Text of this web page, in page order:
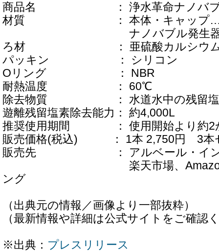
商品名 ： 浄水革命ナノバブ
材質 ： 本体・キャップ…ポ
ナノバブル発生器…ポ
ろ材 ： 亜硫酸カルシウ
パッキン ： シリコン
Oリング ： NBR
耐熱温度 ： 60℃
除去物質 ： 水道水中の残留塩
遊離残留塩素除去能力： 約4,000L
推奨使用期間 ： 使用開始より約2
販売価格(税込) ： 1本 2,750円 3本
販売先 ： アルベール・インタ
楽天市場、Amazon、
ング
（出典元の情報／画像より一部抜粋）
（最新情報や詳細は公式サイトをご確認
※出典： プレスリリース